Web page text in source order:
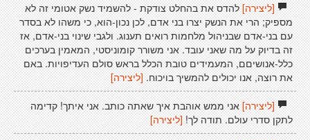
[ליצירה]להדס את בהחלט צודקת - להשמיד נשק אטומי זה לא
מספיק; הרי את הנשק יצרו בני אדם, לכן נכון-הוא, כי משהו לא בסדר
עם בני-אדם שבניהול מלחמות רואים תענוג. ולגבי שינוי בני-אדם, אז
זה בדיוק על מה שאני עובד. אני משורר קומוניסטי, המאמין בערכים
כלל-אנושיםם, המעמידים טובת הכלל בראש סולם העדיפויות. באם
את רוצה, אנו יכולים להמשיך בויכוח. [ליצירה]
[ליצירה]אני ממש אוהבת איך שאתה כותב. אני איתך! קדימה
לתקן סדרי עולם. תודה לך! [ליצירה]